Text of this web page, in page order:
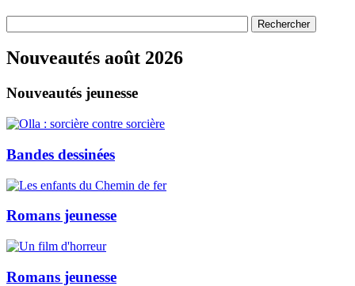
Nouveautés août 2026
Nouveautés jeunesse
Bandes dessinées
Romans jeunesse
Romans jeunesse